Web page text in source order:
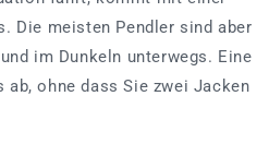
Die meisten Pendler sind aber
im Dunkeln unterwegs. Eine
ab, ohne dass Sie zwei Jacken